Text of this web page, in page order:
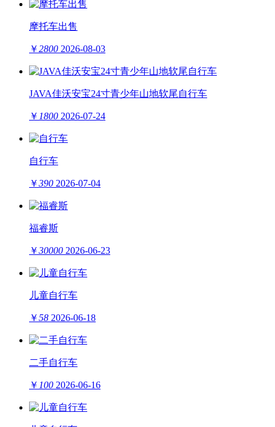
摩托车出售
￥2800 2026-08-03
JAVA佳沃安宝24寸青少年山地软尾自行车
￥ 1800 2026-07-24
自行车
￥390 2026-07-04
福睿斯
￥30000 2026-06-23
儿童自行车
￥58 2026-06-18
二手自行车
￥ 100 2026-06-16